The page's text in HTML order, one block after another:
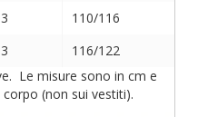
110/116
116/122
Le misure sono in cm e
(non sui vestiti).